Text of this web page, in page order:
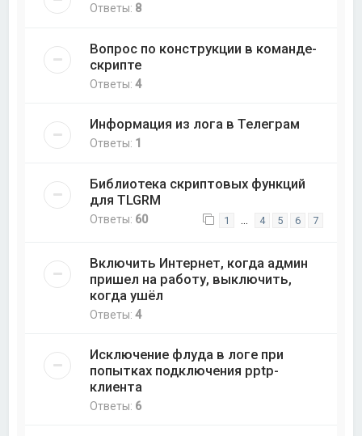
Ответы: 8
Вопрос по конструкции в команде-
скрипте
Ответы:4
Информация из лога в Телеграм
Ответы: 1
Библиотека скриптовых функций
для TLGRM
Ответы: 60 1 4 5 6 7
Включить Интернет, когда админ
пришел на работу, выключить,
когда ушёл
Ответы:4
Исключение флуда в логе при
попытках подключения pptp-
клиента
Ответы: 6